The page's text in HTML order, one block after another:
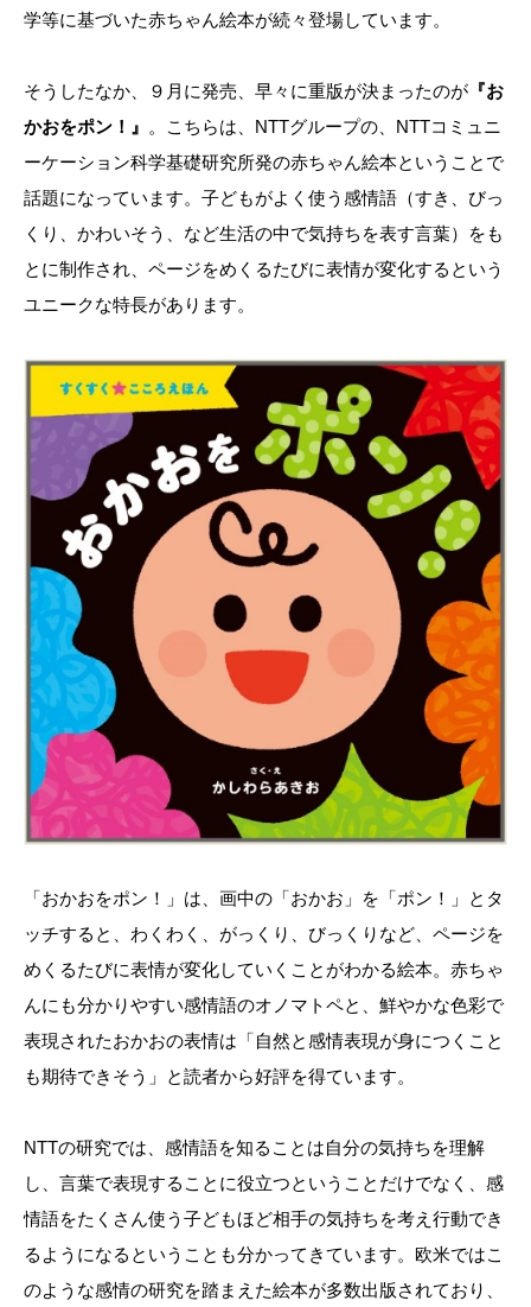
学等に基づいた赤ちゃん絵本が続々登場しています。
そうしたなか、９月に発売、早々に重版が決まったのが 『お
かおをポン！』 。こちらは、NTTグループの、NTTコミュニ
ーケーション科学基礎研究所発の赤ちゃん絵本ということで
話題になっています。子どもがよく使う感情語（すき、びっ
くり、かわいそう、など生活の中で気持ちを表す言葉）をも
とに制作され、ページをめくるたびに表情が変化するという
ユニークな特長があります。
「おかおをポン！」は、画中の「おかお」を「ポン！」とタ
ッチすると、わくわく、がっくり、びっくりなど、ページを
めくるたびに表情が変化していくことがわかる絵本。赤ちゃ
んにも分かりやすい感情語のオノマトペと、鮮やかな色彩で
表現されたおかおの表情は「自然と感情表現が身につくこと
も期待できそう」と読者から好評を得ています。
NTTの研究では、感情語を知ることは自分の気持ちを理解
し、言葉で表現することに役立つということだけでなく、感
情語をたくさん使う子どもほど相手の気持ちを考え行動でき
るようになるということも分かってきています。欧米ではこ
のような感情の研究を踏まえた絵本が多数出版されており、